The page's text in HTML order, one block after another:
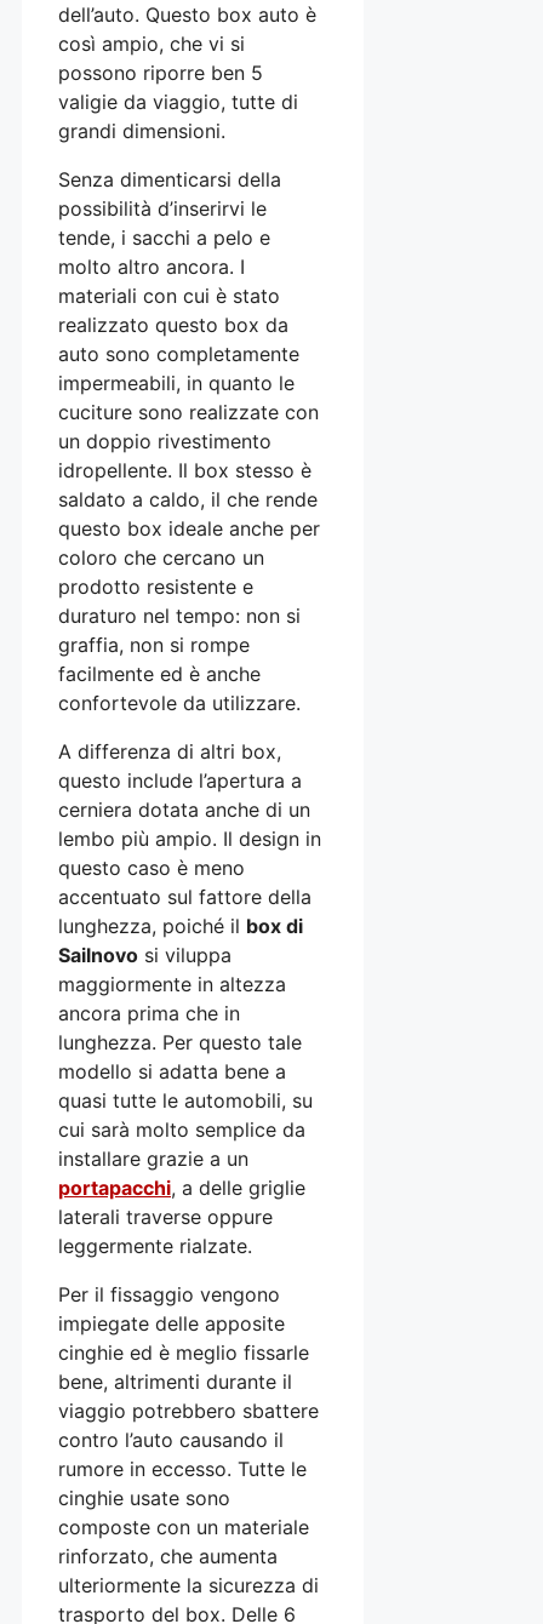
dell’auto. Questo box auto è
così ampio, che vi si
possono riporre ben 5
valigie da viaggio, tutte di
grandi dimensioni.
Senza dimenticarsi della
possibilità d’inserirvi le
tende, i sacchi a pelo e
molto altro ancora. I
materiali con cui è stato
realizzato questo box da
auto sono completamente
impermeabili, in quanto le
cuciture sono realizzate con
un doppio rivestimento
idropellente. Il box stesso è
saldato a caldo, il che rende
questo box ideale anche per
coloro che cercano un
prodotto resistente e
duraturo nel tempo: non si
graffia, non si rompe
facilmente ed è anche
confortevole da utilizzare.
A differenza di altri box,
questo include l’apertura a
cerniera dotata anche di un
lembo più ampio. Il design in
questo caso è meno
accentuato sul fattore della
lunghezza, poiché il box di
Sailnovo si viluppa
maggiormente in altezza
ancora prima che in
lunghezza. Per questo tale
modello si adatta bene a
quasi tutte le automobili, su
cui sarà molto semplice da
installare grazie a un
portapacchi, a delle griglie
laterali traverse oppure
leggermente rialzate.
Per il fissaggio vengono
impiegate delle apposite
cinghie ed è meglio fissarle
bene, altrimenti durante il
viaggio potrebbero sbattere
contro l’auto causando il
rumore in eccesso. Tutte le
cinghie usate sono
composte con un materiale
rinforzato, che aumenta
ulteriormente la sicurezza di
trasporto del box. Delle 6